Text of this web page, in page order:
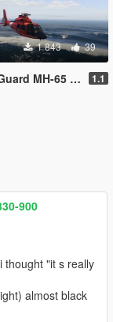
1 843 39
Skins LS and LA Versions [4K] 1.1
900
thought "it s really
almost black